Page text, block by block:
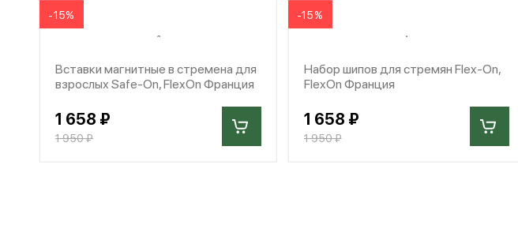
-15%
Вставки магнитные в стремена для
взрослых Safe-On, FlexOn Франция
1 658 ₽
1 950 ₽
-15%
Набор шипов для стремян Flex-On,
FlexOn Франция
1 658 ₽
1 950 ₽